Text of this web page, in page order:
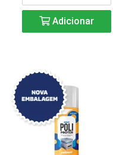
Adicionar